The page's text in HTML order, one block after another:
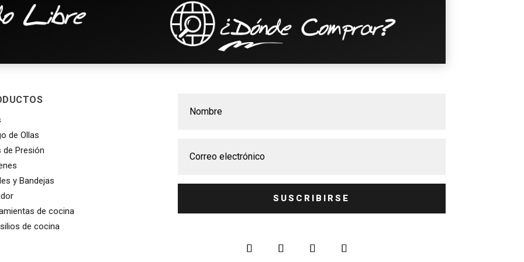
DE CHOCOLATE
PLAYA
de Ollas
de Presión
y Bandejas
de cocina
de cocina
SUSCRIBIRSE